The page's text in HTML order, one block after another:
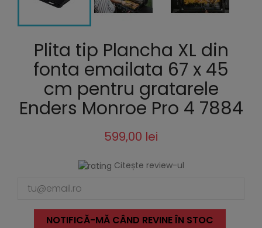
Plita tip Plancha XL din
fonta emailata 67 x 45
cm pentru gratarele
Enders Monroe Pro 4 7884
599,00 lei
Citește review-ul
NOTIFICĂ-MĂ CÂND REVINE ÎN STOC